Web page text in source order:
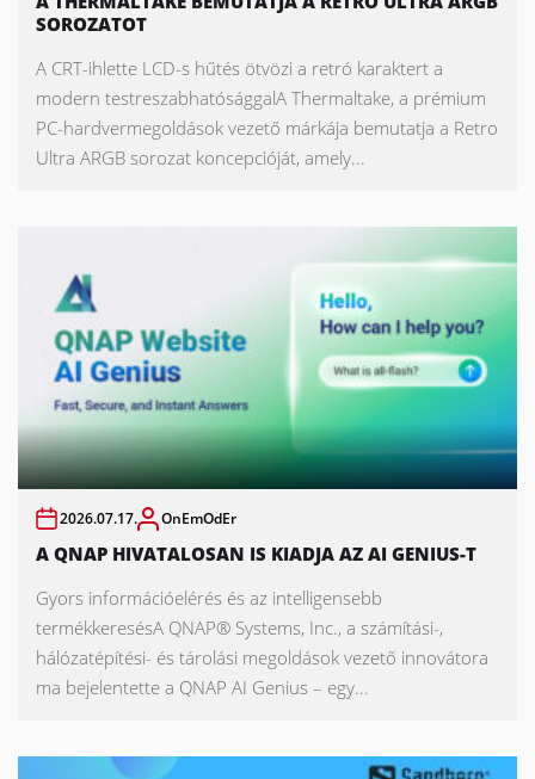
SOROZATOT
A CRT-ihlette LCD-s hűtés ötvözi a retró karaktert a
modern testreszabhatósággalA Thermaltake, a prémium
PC-hardvermegoldások vezető márkája bemutatja a Retro
Ultra ARGB sorozat koncepcióját, amely...
2026.07.17. OnEmOdEr
A QNAP HIVATALOSAN IS KIADJA AZ AI GENIUS-T
Gyors információelérés és az intelligensebb
termékkeresésA QNAP® Systems, Inc., a számítási-,
hálózatépítési- és tárolási megoldások vezető innovátora
ma bejelentette a QNAP AI Genius – egy...